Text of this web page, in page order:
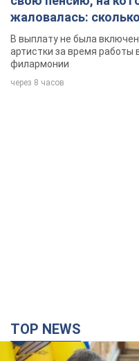
жаловалась:
певица
В выплату не была
артистки за время работы
филармонии
через 8 часов
TOP NEWS